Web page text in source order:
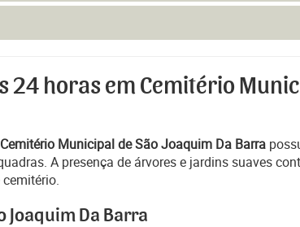
24 horas em Cemitério
Cemitério Municipal de São Joaquim Da Barra
A presença de árvores e jardins suaves
Joaquim Da Barra